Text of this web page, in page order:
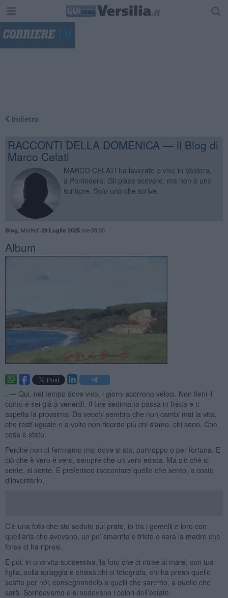
Indietro
RACCONTI DELLA DOMENICA — il Blog di
Marco Celati
MARCO CELATI ha lavorato e vive in Valdera,
a Pontedera. Gli piace scrivere, ma non è uno
scrittore. Solo uno che scrive.
Blog Martedì 29 Luglio 2025ore 08:00
Album
. — Qui, nel tempo dove vivo, i giorni scorrono veloci. Non tieni il
conto e sei già a venerdì. Il fine settimana passa in fretta e ti
aspetta la prossima. Da vecchi sembra che non cambi mai la vita,
che resti uguale e a volte non ricordo più chi siamo, chi sono. Che
cosa è stato.
Perché non ci fermiamo mai dove si sta, purtroppo o per fortuna. E
ciò che è vero è vero, sempre che un vero esista. Ma ciò che si
sente, si sente. E preferisco raccontare quello che sento, a costo
d’inventarlo.
C’è una foto che sto seduto sul prato, io tra i gemelli e loro con
quell’aria che avevano, un po’ smarrita e triste e sarà la madre che
forse ci ha ripresi.
E poi, in una vita successiva, la foto che ci ritrae al mare, con tua
figlia, sulla spiaggia e chissà chi ci fotografa, chi ha preso quello
scatto per noi, consegnandolo a quelli che saremo, a quello che
sarà. Sorridevamo e si vedevano i colori dell’estate.